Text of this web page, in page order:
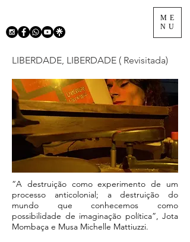
ME
NU
LIBERDADE, LIBERDADE ( Revisitada)
“A destruição como experimento de um
processo anticolonial; a destruição do
mundo que conhecemos como
possibilidade de imaginação política”, Jota
Mombaça e Musa Michelle Mattiuzzi.